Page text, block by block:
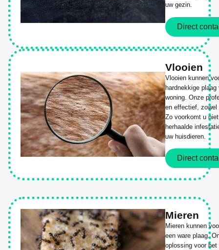
uw gezin.
Direct
Vlooien
Vlooien kunnen
hardnekkige
woning. Onze
en effectief, zowel
Zo voorkomt u
herhaalde
uw huisdieren.
Direct
Mieren
Mieren kunnen
een ware plaag.
oplossing voor